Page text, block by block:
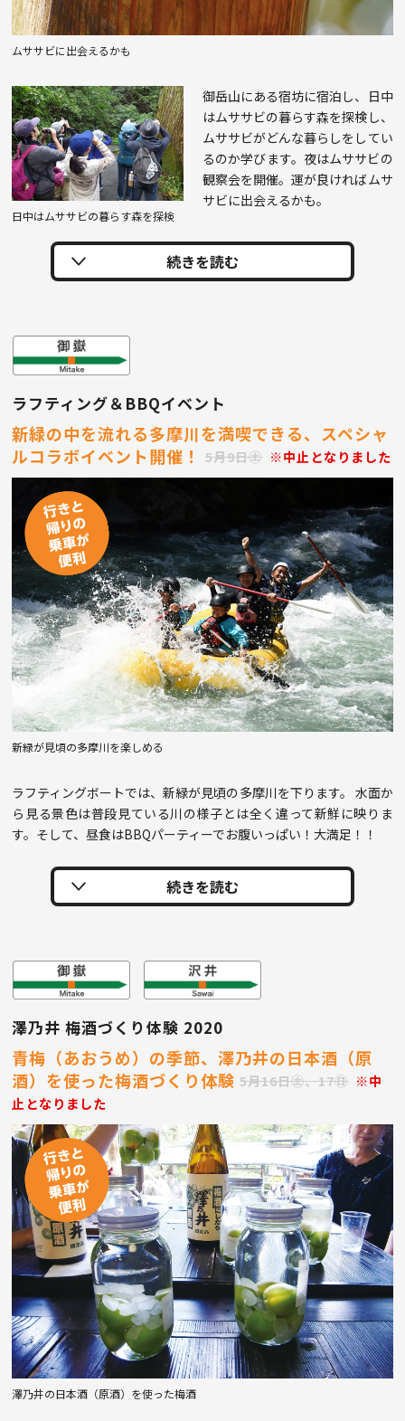
ムササビに出会えるかも
日中はムササビの暮らす森を探検
御岳山にある宿坊に宿泊し、日中
はムササビの暮らす森を探検し、
ムササビがどんな暮らしをしてい
るのか学びます。夜はムササビの
観察会を開催。運が良ければムサ
サビに出会えるかも。
ラフティング＆BBQイベント
新緑の中を流れる多摩川を満喫できる、スペシャ
ルコラボイベント開催！5月9日㊏ ※中止となりました
新緑が見頃の多摩川を楽しめる
ラフティングボートでは、新緑が見頃の多摩川を下ります。 水面か
ら見る景色は普段見ている川の様子とは全く違って新鮮に映りま
す。そして、昼食はBBQパーティーでお腹いっぱい！大満足！！
澤乃井 梅酒づくり体験 2020
青梅（あおうめ）の季節、澤乃井の日本酒（原
酒）を使った梅酒づくり体験5月16日㊏、17㊐ ※中
止となりました
澤乃井の日本酒（原酒）を使った梅酒